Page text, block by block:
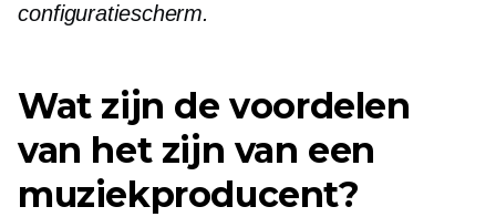
configuratiescherm.
Wat zijn de voordelen
van het zijn van een
muziekproducent?